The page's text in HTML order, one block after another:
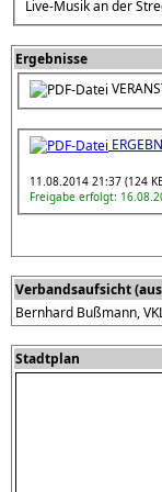
Live-Musik an der
Ergebnisse
11.08.2014 21:37 (124
Freigabe erfolgt:
Verbandsaufsicht
Bernhard Bußmann,
Stadtplan